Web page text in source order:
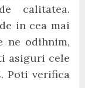
calitatea.
in cea mai
ne odihnim,
asiguri cele
Poti verifica